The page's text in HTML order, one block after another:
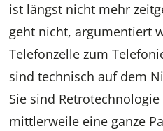
ist längst nicht mehr
geht nicht, argumentiert
Telefonzelle zum
sind technisch auf dem
Sie sind
mittlerweile eine ganze